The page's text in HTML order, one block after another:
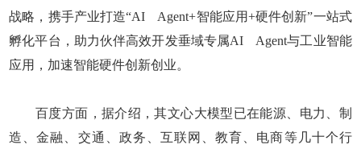
战略，携手产业打造“AI Agent+智能应用+硬件创新”一站式
孵化平台，助力伙伴高效开发垂域专属AI Agent与工业智能
应用，加速智能硬件创新创业。
百度方面，据介绍，其文心大模型已在能源、电力、制
造、金融、交通、政务、互联网、教育、电商等几十个行